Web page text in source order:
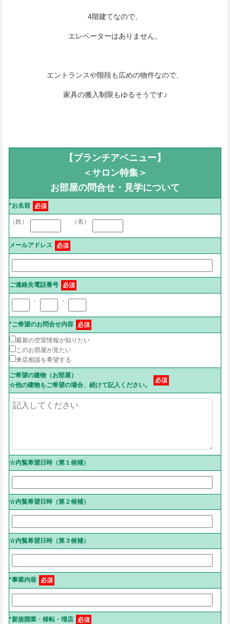
4階建てなので、
エレベーターはありません。
エントランスや階段も広めの物件なので、
家具の搬入制限もゆるそうです♪
【ブランチアベニュー】
＜サロン特集＞
お部屋の問合せ・見学について
*お名前 必須
（姓） （名）
メールアドレス 必須
ご連絡先電話番号 必須
- -
*ご希望のお問合せ内容 必須
最新の空室情報が知りたい
このお部屋が見たい
来店相談を希望する
ご希望の建物（お部屋）
☆他の建物もご希望の場合、続けて記入ください。
必須
☆内覧希望日時（第１候補）
☆内覧希望日時（第２候補）
☆内覧希望日時（第３候補）
*事業内容 必須
*新規開業・移転・増店 必須